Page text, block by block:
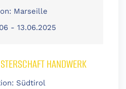
Marseille
- 13.06.2025
HANDWERK
Südtirol